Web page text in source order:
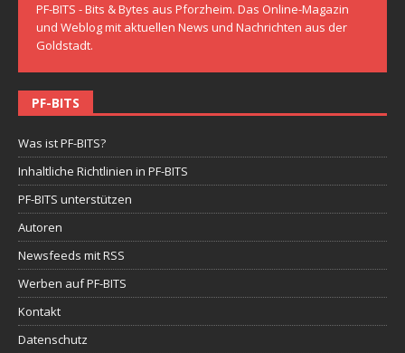
PF-BITS - Bits & Bytes aus Pforzheim. Das Online-Magazin
und Weblog mit aktuellen News und Nachrichten aus der
Goldstadt.
PF-BITS
Was ist PF-BITS?
Inhaltliche Richtlinien in PF-BITS
PF-BITS unterstützen
Autoren
Newsfeeds mit RSS
Werben auf PF-BITS
Kontakt
Datenschutz